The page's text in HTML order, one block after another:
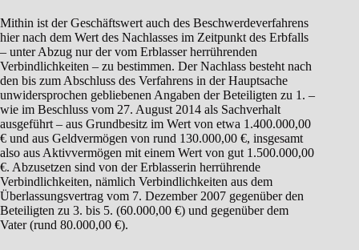
Mithin ist der Geschäftswert auch des Beschwerdeverfahrens
hier nach dem Wert des Nachlasses im Zeitpunkt des Erbfalls
– unter Abzug nur der vom Erblasser herrührenden
Verbindlichkeiten – zu bestimmen. Der Nachlass besteht nach
den bis zum Abschluss des Verfahrens in der Hauptsache
unwidersprochen gebliebenen Angaben der Beteiligten zu 1. –
wie im Beschluss vom 27. August 2014 als Sachverhalt
ausgeführt – aus Grundbesitz im Wert von etwa 1.400.000,00
€ und aus Geldvermögen von rund 130.000,00 €, insgesamt
also aus Aktivvermögen mit einem Wert von gut 1.500.000,00
€. Abzusetzen sind von der Erblasserin herrührende
Verbindlichkeiten, nämlich Verbindlichkeiten aus dem
Überlassungsvertrag vom 7. Dezember 2007 gegenüber den
Beteiligten zu 3. bis 5. (60.000,00 €) und gegenüber dem
Vater (rund 80.000,00 €).